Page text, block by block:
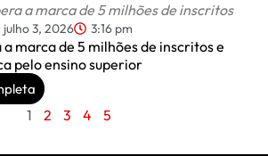
a marca de 5 milhões de inscritos
julho 3, 2026 3:16 pm
marca de 5 milhões de inscritos e
pelo ensino superior
1 2 3 4 5